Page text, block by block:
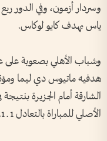
وسردار أزمون، وفي الدور
ياس بهدف كايو لوكاس.
وشباب الأهلي بصعوبة
هدفيه ماتيوس دي ليما
الأصلي للمباراة بالتعادل 1 ـ 1.